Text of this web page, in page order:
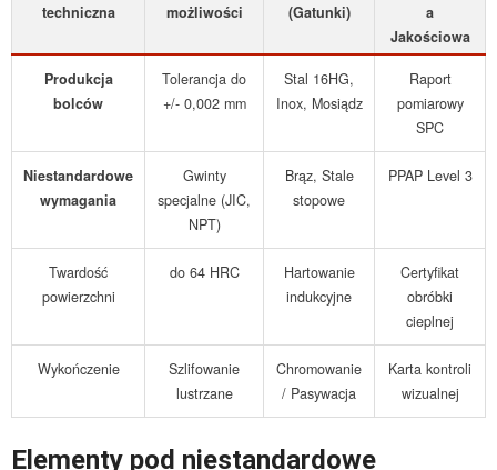
techniczna
możliwości
(Gatunki)
a
Jakościowa
Produkcja
bolców
Tolerancja do
+/- 0,002 mm
Stal 16HG,
Inox, Mosiądz
Raport
pomiarowy
SPC
Niestandardowe
wymagania
Gwinty
specjalne (JIC,
NPT)
Brąz, Stale
stopowe
PPAP Level 3
Twardość
powierzchni
do 64 HRC
Hartowanie
indukcyjne
Certyfikat
obróbki
cieplnej
Wykończenie
Szlifowanie
lustrzane
Chromowanie
/ Pasywacja
Karta kontroli
wizualnej
Elementy pod niestandardowe